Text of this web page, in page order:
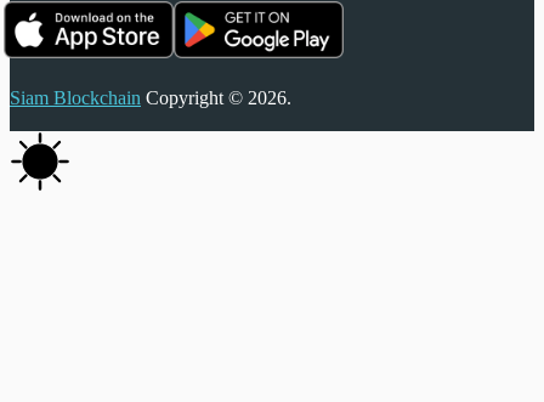
Siam Blockchain Copyright © 2026.